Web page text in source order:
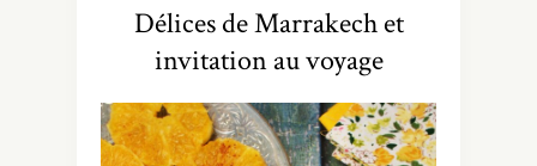
Délices de Marrakech et
invitation au voyage